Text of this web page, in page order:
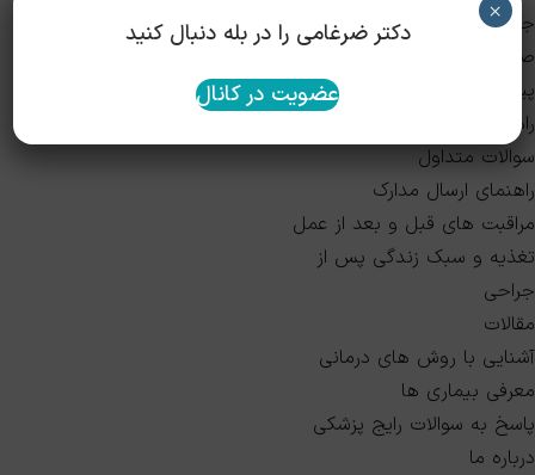
جراحی مجاری صفراوی و کیسه
صفرا
پیوند کبد
راهنمای بیماران
سوالات متداول
راهنمای ارسال مدارک
مراقبت های قبل و بعد از عمل
تغذیه و سبک زندگی پس از
جراحی
مقالات
آشنایی با روش های درمانی
معرفی بیماری ها
پاسخ به سوالات رایج پزشکی
درباره ما
دکتر ضرغامی را در بله دنبال کنید
عضویت در کانال
×